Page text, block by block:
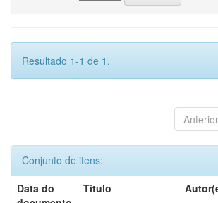
Resultado 1-1 de 1.
Anterior
Conjunto de itens:
Data do
Título